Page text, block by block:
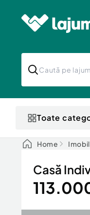
Toate
Home
Casă